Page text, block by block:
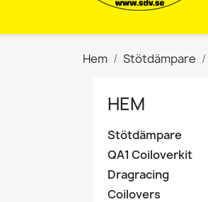
Hem Stötdämpare
HEM
Stötdämpare
QA1 Coiloverkit
Dragracing
Coilovers